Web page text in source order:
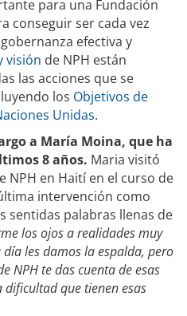
para una Fundación
conseguir ser cada vez
efectiva y
visión de NPH están
las acciones que se
los Objetivos de
Unidas.
a María Moina, que ha
8 años. Maria visitó
NPH en Haití en el curso de
intervención como
sentidas palabras llenas de
los ojos a realidades muy
les damos la espalda, pero
NPH te das cuenta de esas
que tienen esas